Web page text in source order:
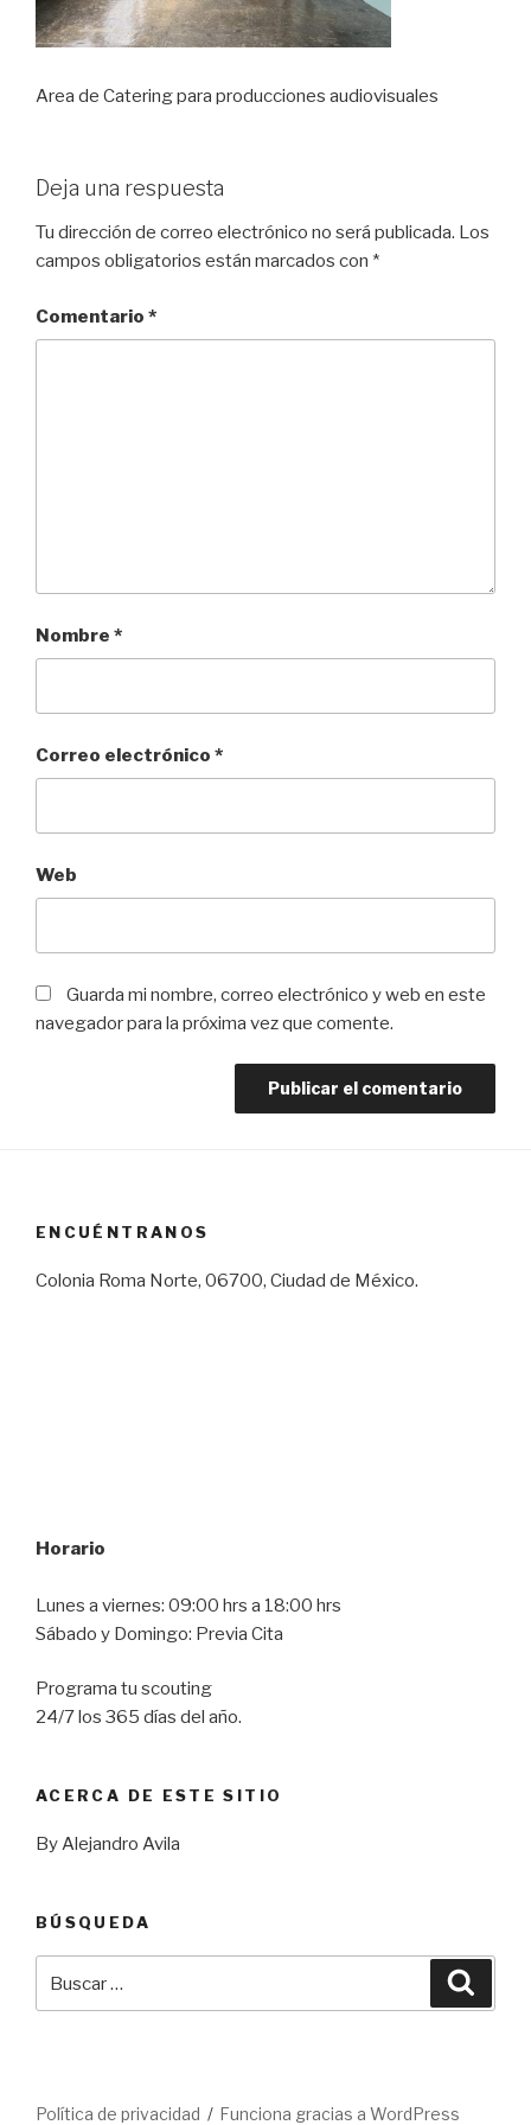
Area de Catering para producciones audiovisuales
Deja una respuesta
Tu dirección de correo electrónico no será publicada. Los
campos obligatorios están marcados con *
Comentario *
Nombre *
Correo electrónico *
Web
Guarda mi nombre, correo electrónico y web en este
navegador para la próxima vez que comente.
ENCUÉNTRANOS
Colonia Roma Norte, 06700, Ciudad de México.
Horario
Lunes a viernes: 09:00 hrs a 18:00 hrs
Sábado y Domingo: Previa Cita
Programa tu scouting
24/7 los 365 días del año.
ACERCA DE ESTE SITIO
By Alejandro Avila
BÚSQUEDA
por:
Política de privacidad Funciona gracias a WordPress